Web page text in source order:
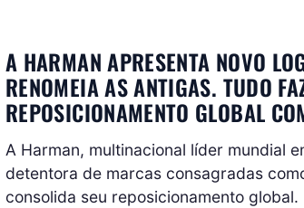
A HARMAN APRESENTA NOVO
RENOMEIA AS ANTIGAS. TUDO
REPOSICIONAMENTO GLOBAL
A Harman, multinacional líder mundial
detentora de marcas consagradas
consolida seu reposicionamento global.